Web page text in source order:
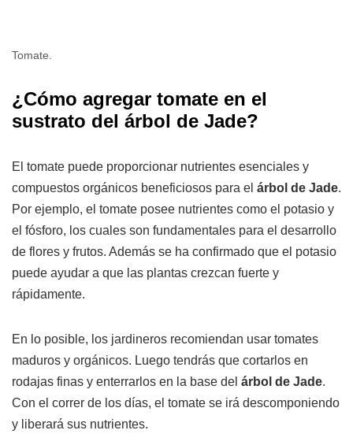
Tomate.
¿Cómo agregar tomate en el
sustrato del árbol de Jade?
El tomate puede proporcionar nutrientes esenciales y
compuestos orgánicos beneficiosos para el árbol de Jade.
Por ejemplo, el tomate posee nutrientes como el potasio y
el fósforo, los cuales son fundamentales para el desarrollo
de flores y frutos. Además se ha confirmado que el potasio
puede ayudar a que las plantas crezcan fuerte y
rápidamente.
En lo posible, los jardineros recomiendan usar tomates
maduros y orgánicos. Luego tendrás que cortarlos en
rodajas finas y enterrarlos en la base del árbol de Jade.
Con el correr de los días, el tomate se irá descomponiendo
y liberará sus nutrientes.